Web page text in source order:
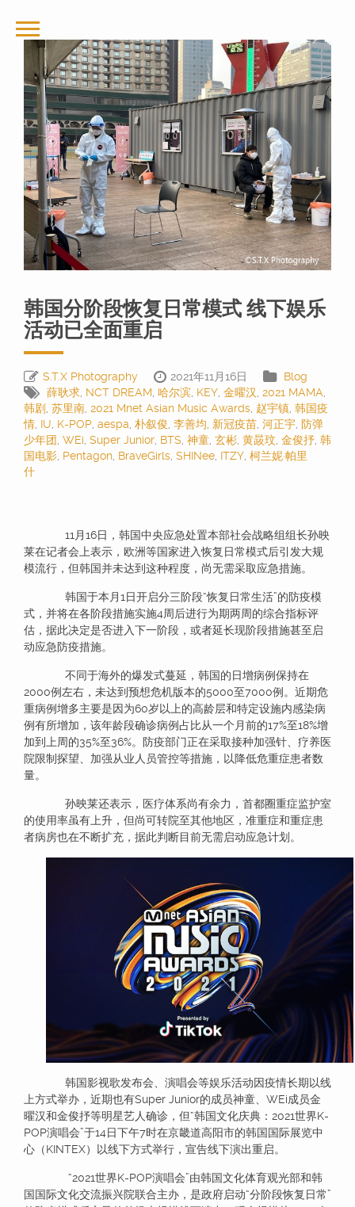
韩国分阶段恢复日常模式 线下娱乐
活动已全面重启
S.T.X Photography 2021年11月16日
Blog
薛耿求 NCT DREAM 哈尔滨 KEY 金曜汉 2021 MAMA
韩剧
苏里南 2021 Mnet Asian Music Awards 赵宇镇 韩国疫
情 IU K-POP aespa 朴叙俊 李善均 新冠疫苗 河正宇 防弹
少年团 WEi Super Junior BTS 神童 玄彬 黄晸玟 金俊抒 韩
国电影 Pentagon BraveGirls SHINee ITZY 柯兰妮·帕里
什
11月16日，韩国中央应急处置本部社会战略组组长孙映
莱在记者会上表示，欧洲等国家进入恢复日常模式后引发大规
模流行，但韩国并未达到这种程度，尚无需采取应急措施。
韩国于本月1日开启分三阶段“恢复日常生活”的防疫模
式，并将在各阶段措施实施4周后进行为期两周的综合指标评
估，据此决定是否进入下一阶段，或者延长现阶段措施甚至启
动应急防疫措施。
不同于海外的爆发式蔓延，韩国的日增病例保持在
2000例左右，未达到预想危机版本的5000至7000例。近期危
重病例增多主要是因为60岁以上的高龄层和特定设施内感染病
例有所增加，该年龄段确诊病例占比从一个月前的17%至18%增
加到上周的35%至36%。防疫部门正在采取接种加强针、疗养医
院限制探望、加强从业人员管控等措施，以降低危重症患者数
量。
孙映莱还表示，医疗体系尚有余力，首都圈重症监护室
的使用率虽有上升，但尚可转院至其他地区，准重症和重症患
者病房也在不断扩充，据此判断目前无需启动应急计划。
韩国影视歌发布会、演唱会等娱乐活动因疫情长期以线
上方式举办，近期也有Super Junior的成员神童、WEi成员金
曜汉和金俊抒等明星艺人确诊，但“韩国文化庆典：2021世界K-
POP演唱会”于14日下午7时在京畿道高阳市的韩国国际展览中
心（KINTEX）以线下方式举行，宣告线下演出重启。
“2021世界K-POP演唱会”由韩国文化体育观光部和韩
国国际文化交流振兴院联合主办，是政府启动“分阶段恢复日常”